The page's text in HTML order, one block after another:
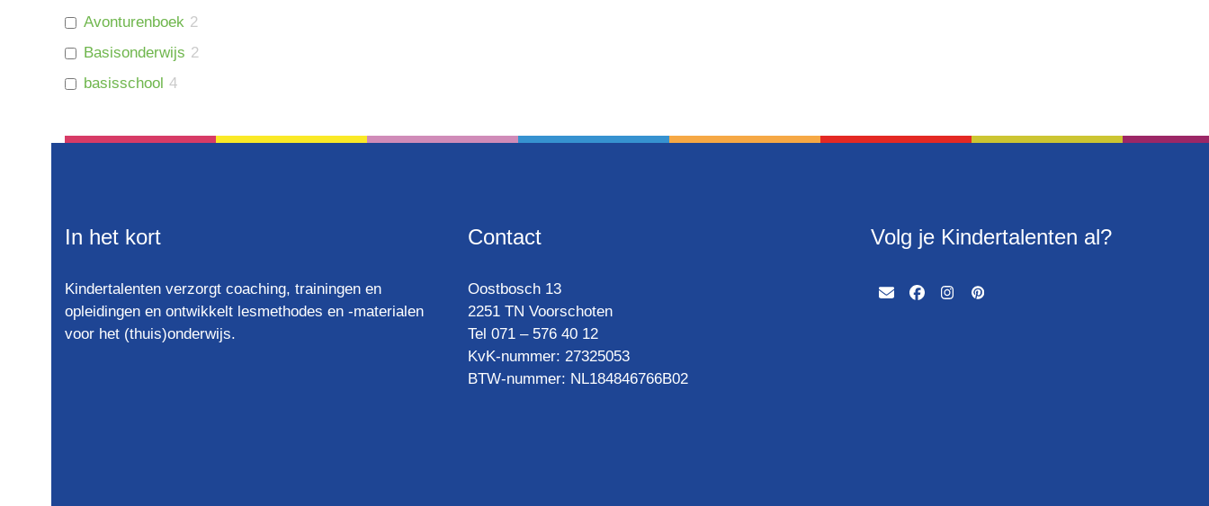
Avonturenboek 2
Basisonderwijs 2
basisschool 4
basisvoorwaarde om tot lezen
5
beelddenker
Beelddenkers Begrijpend
Lezen
1
begrijpend lezen 22
In het kort
Kindertalenten verzorgt coaching, trainingen en
opleidingen en ontwikkelt lesmethodes en -materialen
voor het (thuis)onderwijs.
Contact
Oost­bosch 13
2251 TN Voorschoten
Tel 071 – 576 40 12
KvK-nummer: 27325053
BTW-num­mer: NL184846766B02
Volg je Kindertalenten al?
EmailFacebook
Instagram
Pinterest